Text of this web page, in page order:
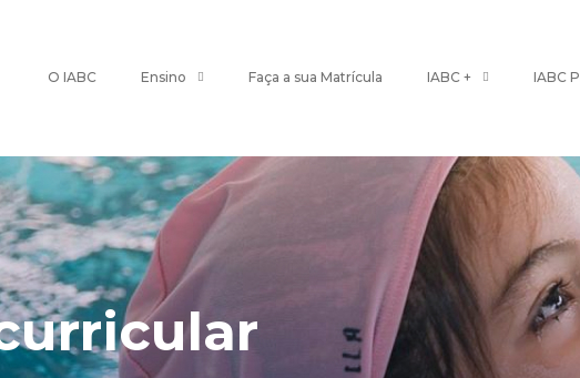
O IABC Ensino Faça a sua Matrícula IABC + IABC